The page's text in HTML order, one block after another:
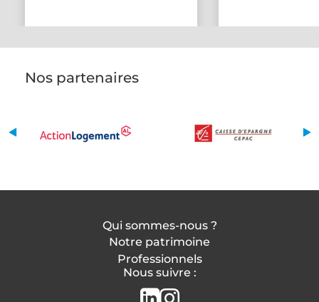
Nos partenaires
Qui sommes-nous ?
Notre patrimoine
Professionnels
Nous suivre :